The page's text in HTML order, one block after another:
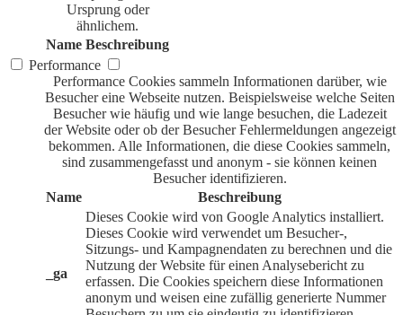
Ursprung oder
ähnlichem.
Name Beschreibung
Performance
Performance Cookies sammeln Informationen darüber, wie
Besucher eine Webseite nutzen. Beispielsweise welche Seiten
Besucher wie häufig und wie lange besuchen, die Ladezeit
der Website oder ob der Besucher Fehlermeldungen angezeigt
bekommen. Alle Informationen, die diese Cookies sammeln,
sind zusammengefasst und anonym - sie können keinen
Besucher identifizieren.
Name
Beschreibung
_ga
Dieses Cookie wird von Google Analytics installiert.
Dieses Cookie wird verwendet um Besucher-,
Sitzungs- und Kampagnendaten zu berechnen und die
Nutzung der Website für einen Analysebericht zu
erfassen. Die Cookies speichern diese Informationen
anonym und weisen eine zufällig generierte Nummer